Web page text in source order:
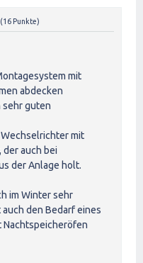
(16 Punkte)
mit
abdecken
sehr guten
mit
auch bei
der Anlage holt.
im Winter sehr
den Bedarf eines
Nachtspeicheröfen